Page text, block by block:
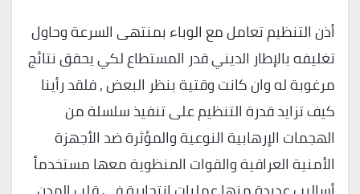
أذن التنظيم تعامل مع الوباء بمنتهى السرعة وحاول
تغليفه بالإطار الديني قدر المستطاع لكي يحقق نتائج
مرغوبة له وان كانت وقتية بنظر البعض , فلقد رأينا
كيف تزايد قدرة التنظيم على تنفيذ سلسلة من
الهجمات الإرهابية النوعية والمؤثرة ضد الأجهزة
الأمنية العراقية والقوات المنظوية معها مستخدماً